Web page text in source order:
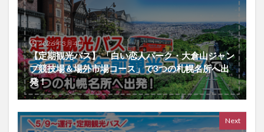
2026年3月4日
【定期観光バス】 「白い恋人パーク・大倉山ジャン
プ競技場＆場外市場コース」で3つの札幌名所へ出
発！
Next